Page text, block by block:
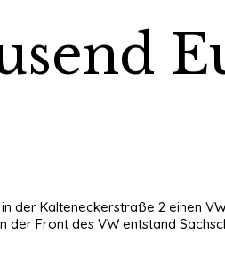
der Kalteneckerstraße 2 einen
Front des VW entstand